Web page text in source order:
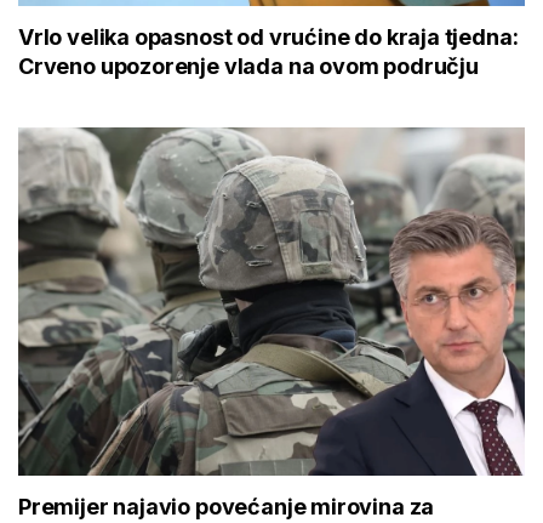
Vrlo velika opasnost od vrućine do kraja tjedna:
Crveno upozorenje vlada na ovom području
Premijer najavio povećanje mirovina za